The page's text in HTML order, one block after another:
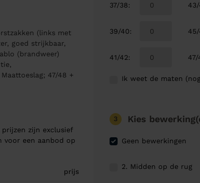
(links met
goed strijkbaar,
(brandweer)
47/48 +
zijn exclusief
voor een aanbod op
prijs
37/38:
39/40:
41/42: 47/
Ik weet de maten
3 Kies
Geen bewerkingen
2. Midden op de rug